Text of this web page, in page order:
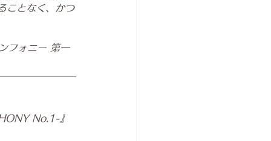
ことなく、かつ
フォニー 第一
No.1-』